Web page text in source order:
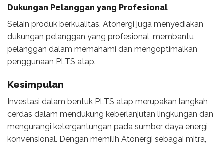
Dukungan Pelanggan yang Profesional
Selain produk berkualitas, Atonergi juga menyediakan
dukungan pelanggan yang profesional, membantu
pelanggan dalam memahami dan mengoptimalkan
penggunaan PLTS atap.
Kesimpulan
Investasi dalam bentuk PLTS atap merupakan langkah
cerdas dalam mendukung keberlanjutan lingkungan dan
mengurangi ketergantungan pada sumber daya energi
konvensional. Dengan memilih Atonergi sebagai mitra,